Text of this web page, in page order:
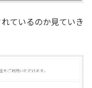
ているのか見ていき